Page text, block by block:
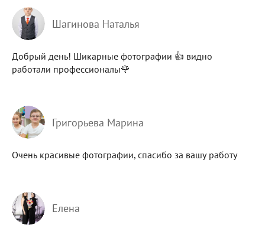
Шагинова Наталья
Добрый день! Шикарные фотографии 👍 видно
работали профессионалы🌹
Григорьева Марина
Очень красивые фотографии, спасибо за вашу работу
Елена